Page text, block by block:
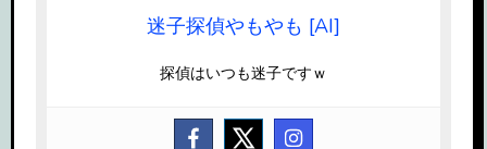
迷子探偵やもやも [AI]
探偵はいつも迷子ですｗ